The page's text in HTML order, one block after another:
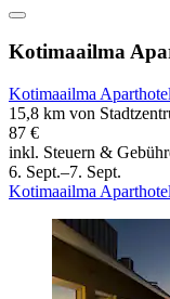
Kotimaailma
Kotimaailma
15,8 km von
87 €
inkl. Steuern &
6. Sept.–7. Sept.
Kotimaailma